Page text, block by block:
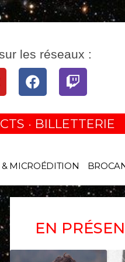
les réseaux :
FacebookTwitch
· BILLETTERIE
MICROÉDITION
EN